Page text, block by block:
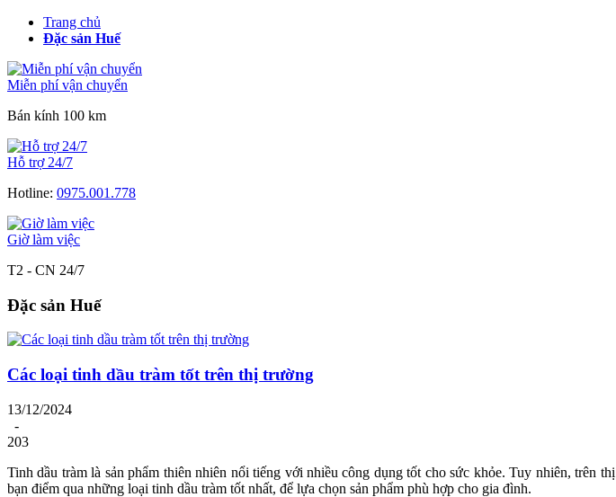
Trang chủ
Đặc sản Huế
Miễn phí vận chuyển
Bán kính 100 km
Hỗ trợ 24/7
Hotline: 0975.001.778
Giờ làm việc
T2 - CN 24/7
Đặc sản Huế
Các loại tinh dầu tràm tốt trên thị trường
13/12/2024
-
203
Tinh dầu tràm là sản phẩm thiên nhiên nổi tiếng với nhiều công dụng tốt cho sức khỏe. Tuy nhiên,
bạn điểm qua những loại tinh dầu tràm tốt nhất, để lựa chọn sản phẩm phù hợp cho gia đình.